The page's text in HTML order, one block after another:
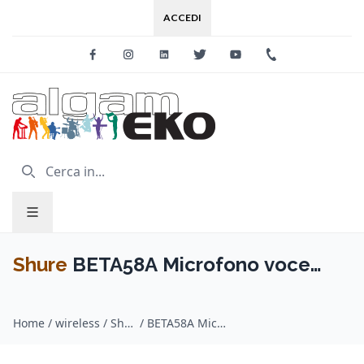
ACCEDI
FacebookInstagramLinkedinTwitter Youtube
Shure BETA58A Microfono voce
Home / wireless / Shure / BETA58A Microfono voce dinamico supercardioide